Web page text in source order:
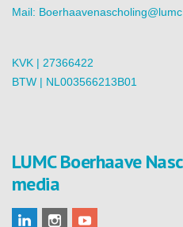
Mail:
KVK | 27366422
BTW | NL003566213B01
LUMC Boerhaave
media